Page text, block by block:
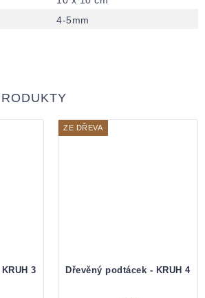
4-5mm
3
ZE DŘEVA
Dřevěný podtácek - KRUH 4